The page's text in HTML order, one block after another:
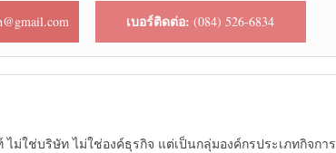
เบอร์ติดต่อ: (084) 526-6834
ม่ใช่บริษัท ไม่ใช่องค์ธุรกิจ แต่เป็นกลุ่มองค์กรประเภทกิจการ